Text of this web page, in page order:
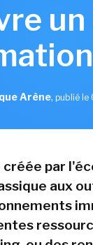
Arène, publié le
par
aux